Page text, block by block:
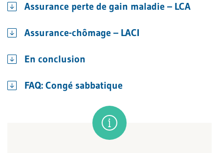
Assurance perte de gain maladie – LCA
Assurance-chômage – LACI
En conclusion
FAQ: Congé sabbatique